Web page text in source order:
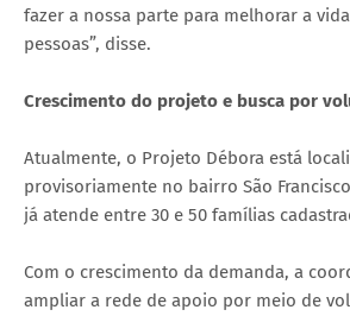
fazer a nossa parte para melhorar a
pessoas”, disse.
Crescimento do projeto e busca por
Atualmente, o Projeto Débora está
provisoriamente no bairro São
já atende entre 30 e 50 famílias
Com o crescimento da demanda, a
ampliar a rede de apoio por meio de